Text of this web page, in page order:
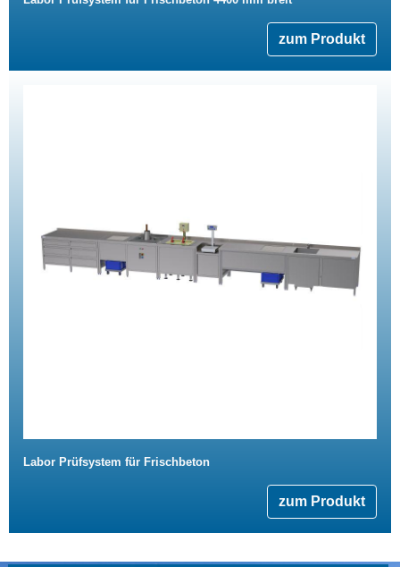
zum Produkt
Labor Prüfsystem für Frischbeton
zum Produkt